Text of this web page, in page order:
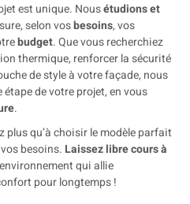
est unique. Nousétudions et
selon vosbesoins, vos
budget. Que vous recherchiez
thermique, renforcer la sécurité
de style à votre façade, nous
de votre projet, en vous
.
plus qu’à choisir le modèle parfait
besoins. Laissez libre cours à
qui allie
pour longtemps !